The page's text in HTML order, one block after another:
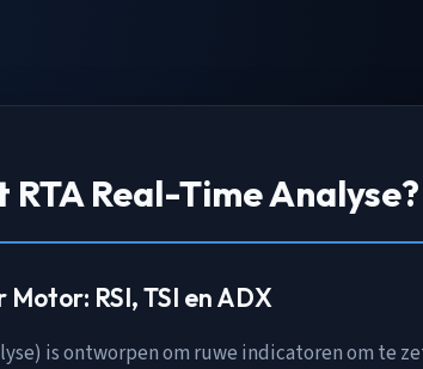
RTA Real-Time Analyse?
RSI, TSI en ADX
is ontworpen om ruwe indicatoren om te